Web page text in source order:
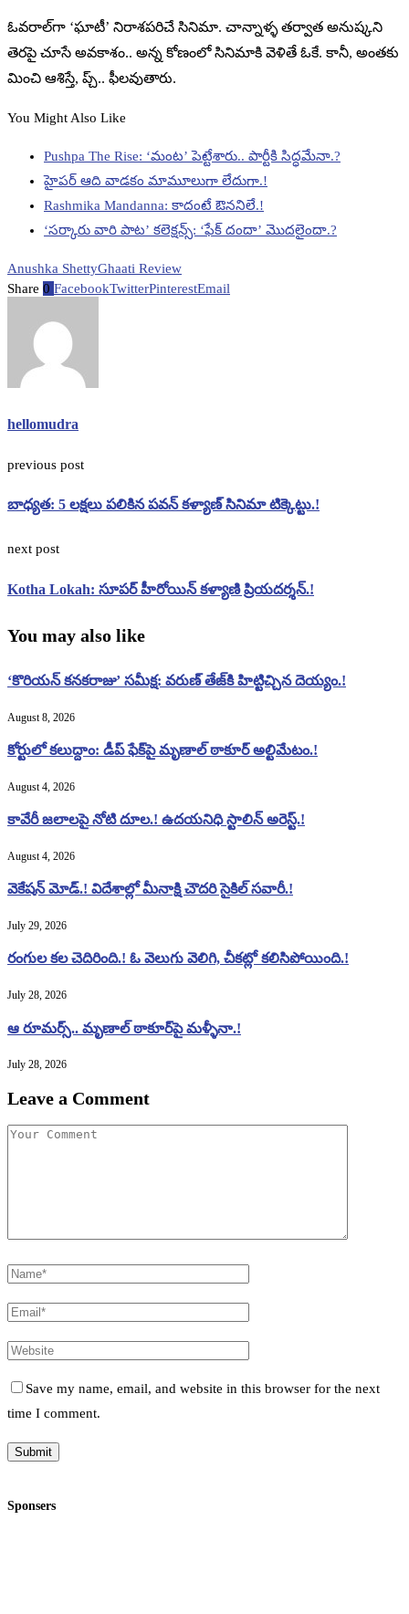
ఓవరాల్‌గా ‘ఘాటీ’ నిరాశపరిచే సినిమా. చాన్నాళ్ళ తర్వాత అనుష్కని
తెరపై చూసే అవకాశం.. అన్న కోణంలో సినిమాకి వెళితే ఓకే. కానీ, అంతకు
మించి ఆశిస్తే, ప్చ్.. ఫీలవుతారు.
You Might Also Like
Pushpa The Rise: ‘మంట’ పెట్టేశారు.. పార్టీకి సిద్ధమేనా.?
హైపర్ ఆది వాడకం మామూలుగా లేదుగా.!
Rashmika Mandanna: కాదంటే ఔననిలే.!
‘సర్కారు వారి పాట’ కలెక్షన్స్: ‘ఫేక్ దందా’ మొదలైందా.?
Anushka ShettyGhaati Review
Share 0 FacebookTwitterPinterestEmail
hellomudra
previous post
బాధ్యత: 5 లక్షలు పలికిన పవన్ కళ్యాణ్ సినిమా టిక్కెట్టు.!
next post
Kotha Lokah: సూపర్ హీరోయిన్ కళ్యాణి ప్రియదర్శన్.!
You may also like
‘కొరియన్ కనకరాజు’ సమీక్ష: వరుణ్ తేజ్‌కి హిట్టిచ్చిన దెయ్యం.!
August 8, 2026
కోర్టులో కలుద్దాం: డీప్ ఫేక్‌పై మృణాల్ ఠాకూర్ అల్టిమేటం.!
August 4, 2026
కావేరీ జలాలపై నోటి దూల.! ఉదయనిధి స్టాలిన్ అరెస్ట్.!
August 4, 2026
వెకేషన్ మోడ్.! విదేశాల్లో మీనాక్షి చౌదరి సైకిల్ సవారీ.!
July 29, 2026
రంగుల కల చెదిరింది.! ఓ వెలుగు వెలిగి, చీకట్లో కలిసిపోయింది.!
July 28, 2026
ఆ రూమర్స్.. మృణాల్ ఠాకూర్‌పై మళ్ళీనా.!
July 28, 2026
Leave a Comment
Save my name, email, and website in this browser for the next
time I comment.
Sponsers